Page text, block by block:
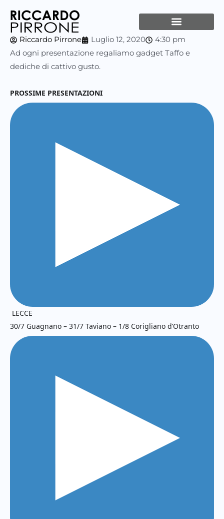
contenuto
Riccardo Pirrone Luglio 12, 2020
4:30 pm
Ad ogni presentazione regaliamo gadget Taffo e
dediche di cattivo gusto.
PROSSIME PRESENTAZIONI
LECCE
30/7 Guagnano – 31/7 Taviano – 1/8 Corigliano d’Otranto